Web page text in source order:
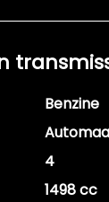
Benzine
4
1498 cc